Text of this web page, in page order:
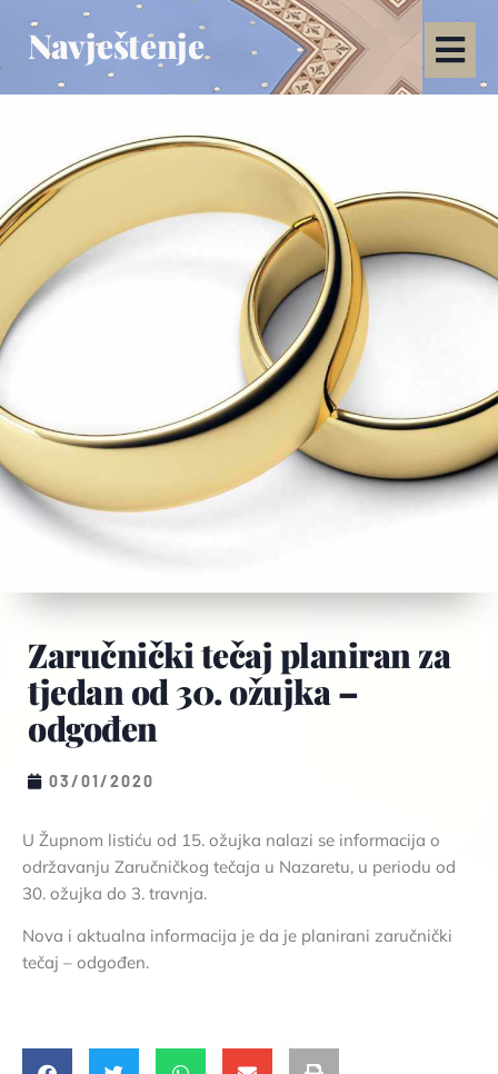
Navještenje
Zaručnički tečaj planiran za
tjedan od 30. ožujka –
odgođen
03/01/2020
U Župnom listiću od 15. ožujka nalazi se informacija o
održavanju Zaručničkog tečaja u Nazaretu, u periodu od
30. ožujka do 3. travnja.
Nova i aktualna informacija je da je planirani zaručnički
tečaj – odgođen.